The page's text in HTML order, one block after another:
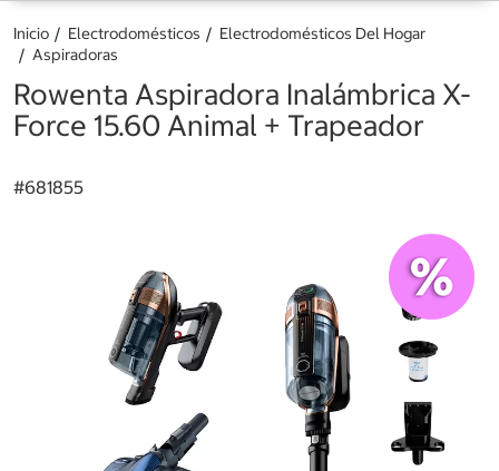
Inicio Electrodomésticos
Electrodomésticos Del Hogar
Aspiradoras
Rowenta Aspiradora Inalámbrica X-
Force 15.60 Animal + Trapeador
#681855